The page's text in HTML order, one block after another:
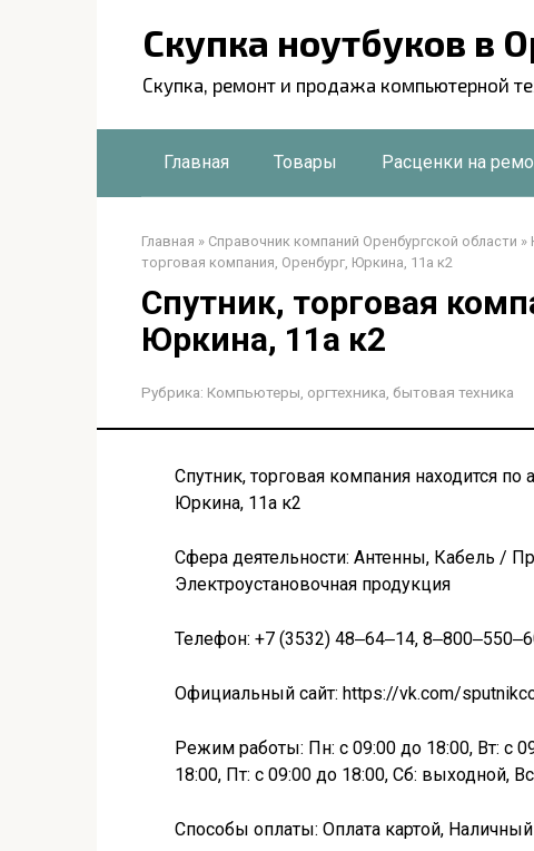
Скупка ноутбуков в
Скупка, ремонт и продажа компьютерной
Главная Товары Расценки на
Главная » Справочник компаний Оренбургской области »
торговая компания, Оренбург, Юркина, 11а к2
Спутник, торговая
Юркина, 11а к2
Рубрика: Компьютеры, оргтехника, бытовая техника
Спутник, торговая компания находится по
Юркина, 11а к2
Сфера деятельности: Антенны, Кабель /
Электроустановочная продукция
Телефон: +7 (3532) 48‒64‒14,
Официальный сайт: https://vk.com/
Режим работы: Пн: с 09:00 до 18:00, Вт: с
18:00, Пт: с 09:00 до 18:00, Сб: выходной,
Способы оплаты: Оплата картой, Наличный